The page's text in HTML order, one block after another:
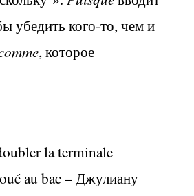
убедить кого-то, чем и
, которое
laterminale
éau bac– Джулиану